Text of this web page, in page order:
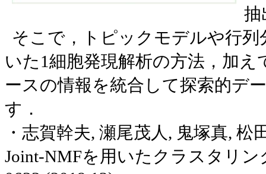
抽
そこで，トピックモデルや行
いた1細胞発現解析の方法，加
ースの情報を統合して探索的デ
す．
・志賀幹夫, 瀬尾茂人 , 鬼塚真, 松
Joint-NMFを用いたクラスタリン